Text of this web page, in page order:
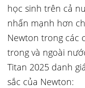
học sinh trên cả
nhấn mạnh hơn
Newton trong các
trong và ngoài
Titan 2025 danh
sắc của Newton: